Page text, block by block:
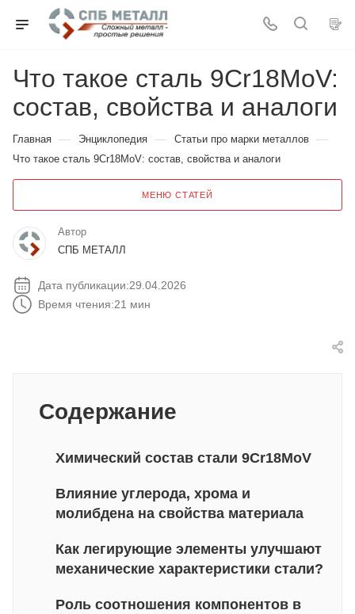
Что такое сталь 9Cr18MoV:
состав, свойства и аналоги
Главная — Энциклопедия — Статьи про марки металлов —
Что такое сталь 9Cr18MoV: состав, свойства и аналоги
МЕНЮ СТАТЕЙ
Автор
СПБ МЕТАЛЛ
Дата публикации:29.04.2026
Время чтения:21 мин
Содержание
Химический состав стали 9Cr18MoV
Влияние углерода, хрома и
молибдена на свойства материала
Как легирующие элементы улучшают
механические характеристики стали?
Роль соотношения компонентов в